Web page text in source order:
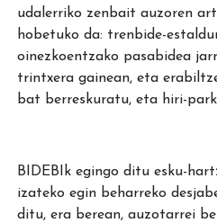
udalerriko zenbait auzoren
hobetuko da: trenbide-
oinezkoentzako pasabidea
trintxera gainean, eta
bat berreskuratu, eta hiri-
BIDEBIk egingo ditu esku-
izateko egin beharreko
ditu, era berean, auzotarrei